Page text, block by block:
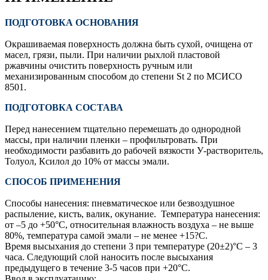
ПОДГОТОВКА ОСНОВАНИЯ
Окрашиваемая поверхность должна быть сухой, очищена от
масел, грязи, пыли. При наличии рыхлой пластовой
ржавчины очистить поверхность ручным или
механизированным способом до степени St 2 по МСИСО
8501.
ПОДГОТОВКА СОСТАВА
Перед нанесением тщательно перемешать до однородной
массы, при наличии пленки – профильтровать. При
необходимости разбавить до рабочей вязкости У-растворитель,
Толуол, Ксилол до 10% от массы эмали.
СПОСОБ ПРИМЕНЕНИЯ
Способы нанесения: пневматическое или безвоздушное
распыление, кисть, валик, окунание. Температура нанесения:
от –5 до +50°С, относительная влажность воздуха – не выше
80%, температура самой эмали – не менее +15?С.
Время высыхания до степени 3 при температуре (20±2)°С – 3
часа. Следующий слой наносить после высыхания
предыдущего в течение 3-5 часов при +20°С.